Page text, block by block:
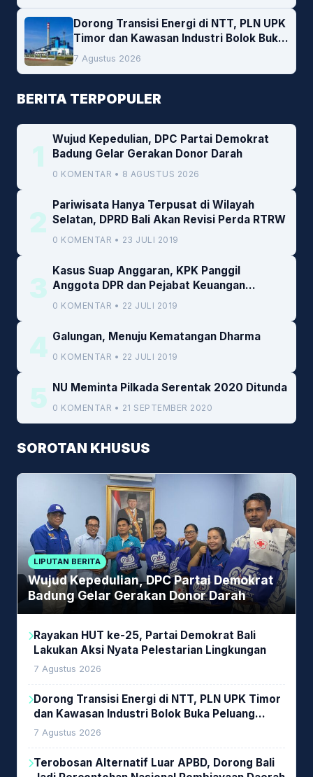
Dorong Transisi Energi di NTT, PLN UPK
Timor dan Kawasan Industri Bolok Buka
Peluang Investasi Woodchip untuk
Cofiring PLTU Bolok
7 Agustus 2026
BERITA TERPOPULER
1
Wujud Kepedulian, DPC Partai Demokrat
Badung Gelar Gerakan Donor Darah
0 KOMENTAR • 8 AGUSTUS 2026
2
Pariwisata Hanya Terpusat di Wilayah
Selatan, DPRD Bali Akan Revisi Perda RTRW
0 KOMENTAR • 23 JULI 2019
3
Kasus Suap Anggaran, KPK Panggil
Anggota DPR dan Pejabat Keuangan
Kemenkeu
0 KOMENTAR • 22 JULI 2019
4 Galungan, Menuju Kematangan Dharma
0 KOMENTAR • 22 JULI 2019
5 NU Meminta Pilkada Serentak 2020 Ditunda
0 KOMENTAR • 21 SEPTEMBER 2020
SOROTAN KHUSUS
LIPUTAN BERITA
Wujud Kepedulian, DPC Partai Demokrat
Badung Gelar Gerakan Donor Darah
Rayakan HUT ke-25, Partai Demokrat Bali
Lakukan Aksi Nyata Pelestarian Lingkungan
7 Agustus 2026
Dorong Transisi Energi di NTT, PLN UPK Timor
dan Kawasan Industri Bolok Buka Peluang
Investasi Woodchip untuk Cofiring PLTU Bolok
7 Agustus 2026
Terobosan Alternatif Luar APBD, Dorong Bali